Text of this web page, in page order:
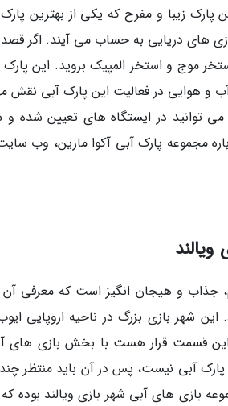
زیبا و مفرح که یکی از بهترین
های دریایی به حساب می آیند. اگر
موج و استخر المپیک بروید. این
و هوایی در فعالیت این پارک آبی نقش
می توانید در ایستگاه های تعیین
مجموعه پارک آبی آکوا مارین، وب
جذاب و هیجان انگیز است که معرفی
شهر بازی بزرگ در ناحیه اروپایی
قسمت قرار هست با بخش بازی های
آبی نیست، پس در آن باید منتظر
های آبی شهر بازی ویالند بوده که